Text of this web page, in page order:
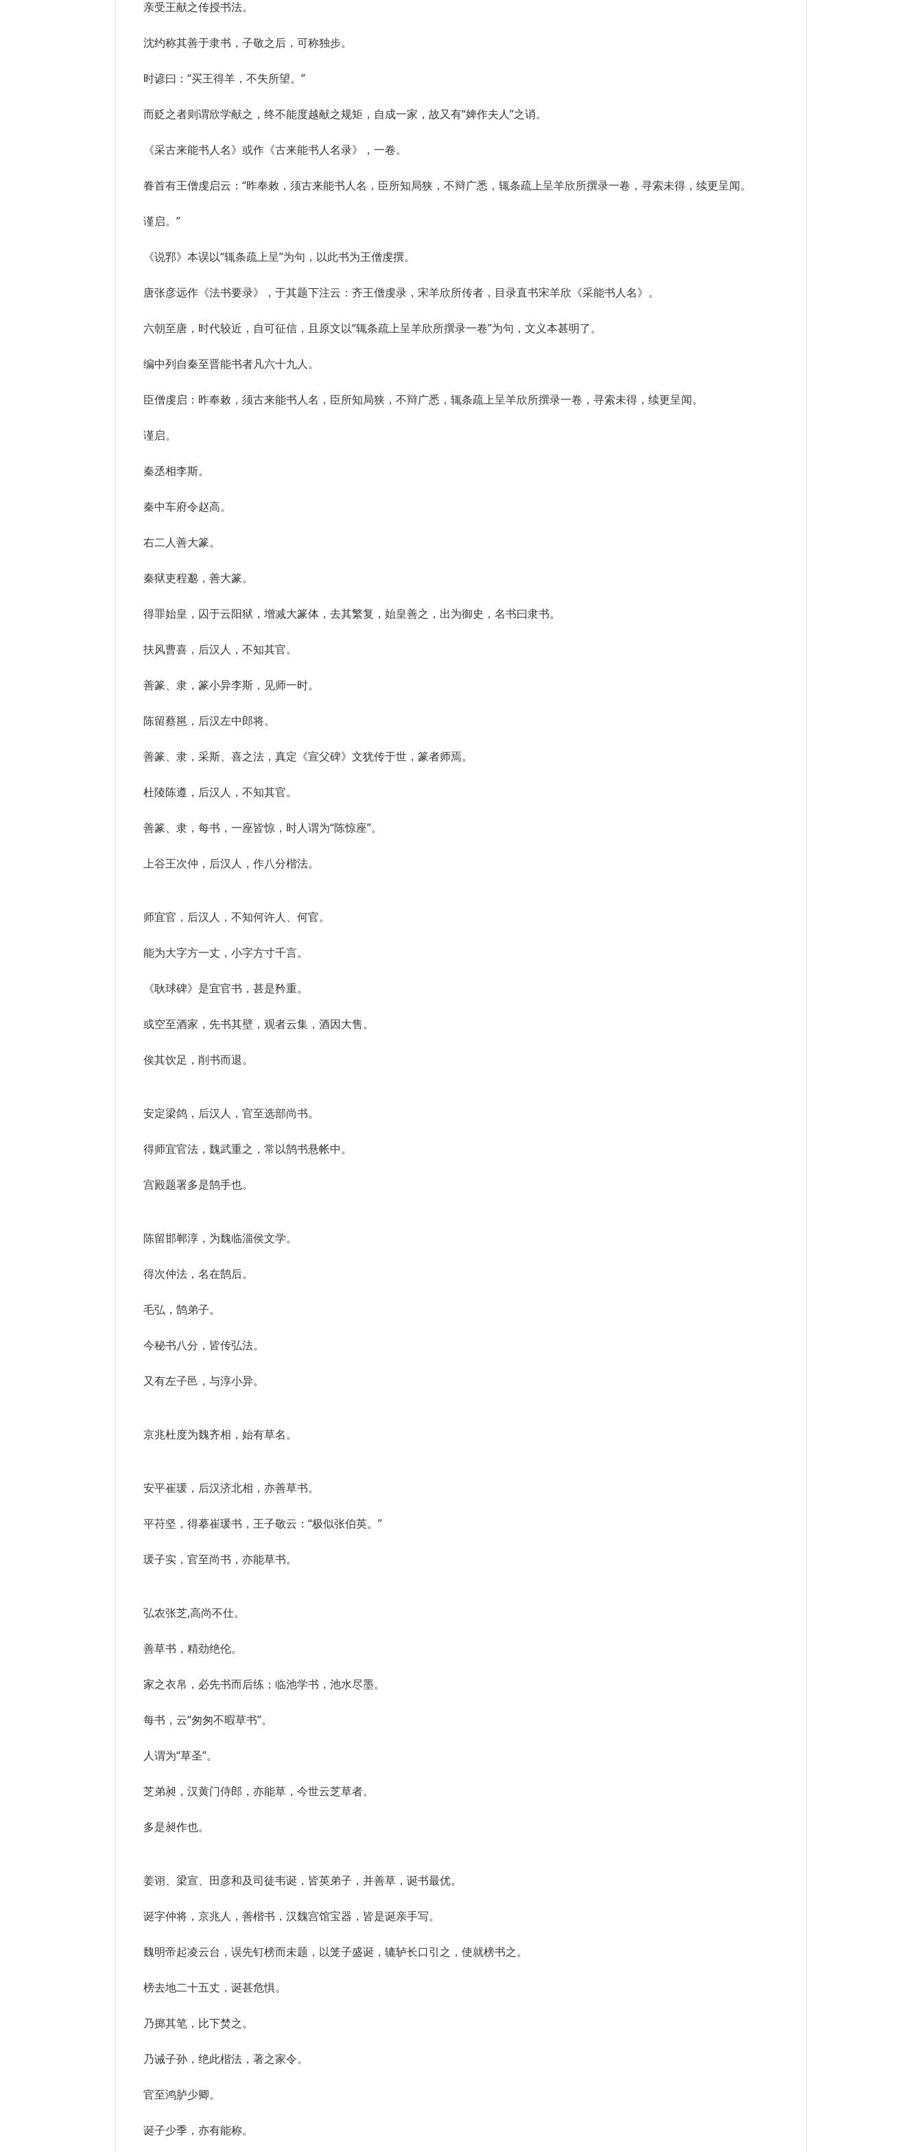
亲受王献之传授书法。
沈约称其善于隶书，子敬之后，可称独步。
时谚曰：“买王得羊，不失所望。”
而贬之者则谓欣学献之，终不能度越献之规矩，自成一家，故又有“婢作夫人”之诮。
《采古来能书人名》或作《古来能书人名录》，一卷。
眷首有王僧虔启云：“昨奉敕，须古来能书人名，臣所知局狭，不辩广悉，辄条疏上呈羊欣所撰录一卷，寻索未得，续更呈闻。
谨启。”
《说郛》本误以“辄条疏上呈”为句，以此书为王僧虔撰。
唐张彦远作《法书要录》，于其题下注云：齐王僧虔录，宋羊欣所传者，目录直书宋羊欣《采能书人名》。
六朝至唐，时代较近，自可征信，且原文以“辄条疏上呈羊欣所撰录一卷”为句，文义本甚明了。
编中列自秦至晋能书者凡六十九人。
臣僧虔启：昨奉敕，须古来能书人名，臣所知局狭，不辩广悉，辄条疏上呈羊欣所撰录一卷，寻索未得，续更呈闻。
谨启。
秦丞相李斯。
秦中车府令赵高。
右二人善大篆。
秦狱吏程邈，善大篆。
得罪始皇，囚于云阳狱，增减大篆体，去其繁复，始皇善之，出为御史，名书曰隶书。
扶风曹喜，后汉人，不知其官。
善篆、隶，篆小异李斯，见师一时。
陈留蔡邕，后汉左中郎将。
善篆、隶，采斯、喜之法，真定《宣父碑》文犹传于世，篆者师焉。
杜陵陈遵，后汉人，不知其官。
善篆、隶，每书，一座皆惊，时人谓为“陈惊座”。
上谷王次仲，后汉人，作八分楷法。
师宜官，后汉人，不知何许人、何官。
能为大字方一丈，小字方寸千言。
《耿球碑》是宜官书，甚是矜重。
或空至酒家，先书其壁，观者云集，酒因大售。
俟其饮足，削书而退。
安定梁鸽，后汉人，官至选部尚书。
得师宜官法，魏武重之，常以鹄书悬帐中。
宫殿题署多是鹄手也。
陈留邯郸淳，为魏临淄侯文学。
得次仲法，名在鹄后。
毛弘，鹄弟子。
今秘书八分，皆传弘法。
又有左子邑，与淳小异。
京兆杜度为魏齐相，始有草名。
安平崔瑗，后汉济北相，亦善草书。
平苻坚，得摹崔瑗书，王子敬云：“极似张伯英。”
瑗子实，官至尚书，亦能草书。
弘农张芝,高尚不仕。
善草书，精劲绝伦。
家之衣帛，必先书而后练；临池学书，池水尽墨。
每书，云“匆匆不暇草书”。
人谓为“草圣”。
芝弟昶，汉黄门侍郎，亦能草，今世云芝草者。
多是昶作也。
姜诩、梁宣、田彦和及司徒韦诞，皆英弟子，并善草，诞书最优。
诞字仲将，京兆人，善楷书，汉魏宫馆宝器，皆是诞亲手写。
魏明帝起凌云台，误先钉榜而未题，以笼子盛诞，辘轳长口引之，使就榜书之。
榜去地二十五丈，诞甚危惧。
乃掷其笔，比下焚之。
乃诫子孙，绝此楷法，著之家令。
官至鸿胪少卿。
诞子少季，亦有能称。